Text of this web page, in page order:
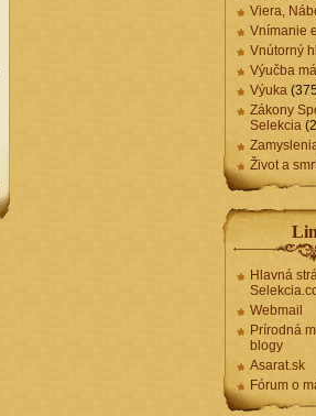
Viera,
Vnímanie
Vnútorný
Výučba
Výuka
Zákony
Selekcia
Život a
Hlavná
Webmail
Prírodná
blogy
Asarat.sk
Fórum o